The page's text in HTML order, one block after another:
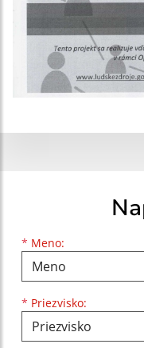
* Meno:
Meno
* Priezvisko:
Priezvisko
E-mailová adresa